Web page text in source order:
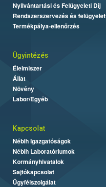
Nyilvántartási és Felügyeleti Díj
Rendszerszervezés és felügyelet
Termékpálya-ellenőrzés
Ügyintézés
Élelmiszer
Állat
Növény
Labor/Egyéb
Kapcsolat
Nébih Igazgatóságok
Nébih Laboratóriumok
Kormányhivatalok
Sajtókapcsolat
Ügyfélszolgálat